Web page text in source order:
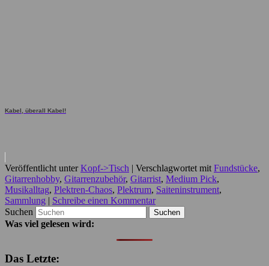
Kabel, überall Kabel!
Veröffentlicht unter Kopf->Tisch | Verschlagwortet mit Fundstücke,
Gitarrenhobby, Gitarrenzubehör, Gitarrist, Medium Pick,
Musikalltag, Plektren-Chaos, Plektrum, Saiteninstrument,
Sammlung | Schreibe einen Kommentar
Suchen
Was viel gelesen wird:
Das Letzte: